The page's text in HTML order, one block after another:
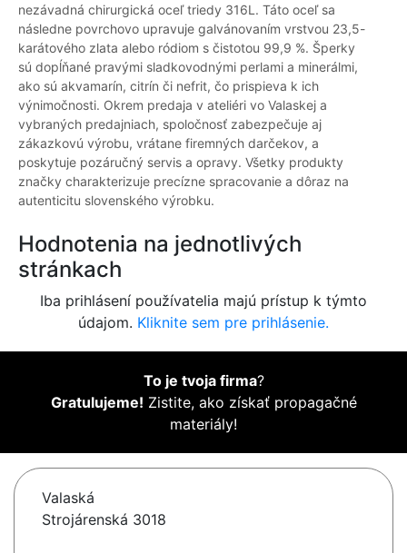
nezávadná chirurgická oceľ triedy 316L. Táto oceľ sa
následne povrchovo upravuje galvánovaním vrstvou 23,5-
karátového zlata alebo ródiom s čistotou 99,9 %. Šperky
sú dopĺňané pravými sladkovodnými perlami a minerálmi,
ako sú akvamarín, citrín či nefrit, čo prispieva k ich
výnimočnosti. Okrem predaja v ateliéri vo Valaskej a
vybraných predajniach, spoločnosť zabezpečuje aj
zákazkovú výrobu, vrátane firemných darčekov, a
poskytuje pozáručný servis a opravy. Všetky produkty
značky charakterizuje precízne spracovanie a dôraz na
autenticitu slovenského výrobku.
Hodnotenia na jednotlivých
stránkach
Iba prihlásení používatelia majú prístup k týmto
údajom. Kliknite sem pre prihlásenie.
To je tvoja firma?
Gratulujeme! Zistite, ako získať propagačné
materiály!
Valaská
Strojárenská 3018